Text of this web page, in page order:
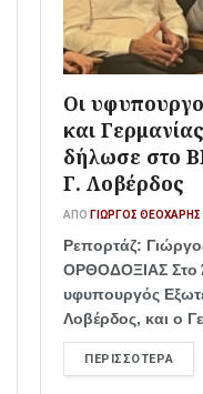
Οι
και
δήλωσε στο
Γ. Λοβέρδος
ΑΠΌ ΓΙΏΡΓΟΣ ΘΕΟΧΆΡΗΣ
Ρεπορτάζ:
ΟΡΘΟΔΟΞΙΑΣ Στο
υφυπουργός
Λοβέρδος, και ο
ΠΕΡΙΣΣΌΤΕΡΑ